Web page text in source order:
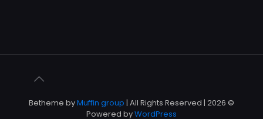
© 2026 Betheme by
Muffin group | All Rights Reserved |
Powered byWordPress